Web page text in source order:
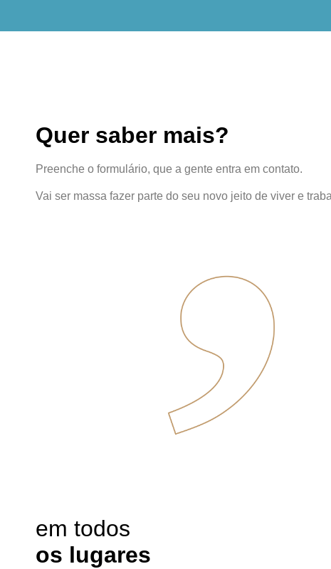
Quer saber mais?
Preenche o formulário, que a gente entra em contato.
Vai ser massa fazer parte do seu novo jeito de viver e
em todos
os lugares